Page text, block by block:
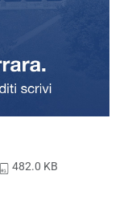
482.0 KB